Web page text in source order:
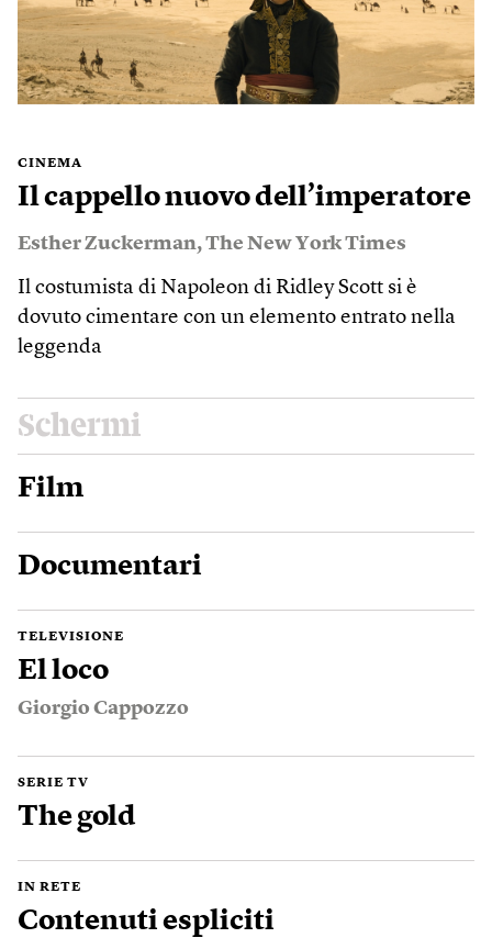
CINEMA
Il cappello nuovo dell’imperatore
Esther Zuckerman,The New York Times
Il costumista di Napoleon di Ridley Scott si è
dovuto cimentare con un elemento entrato nella
leggenda
Schermi
Film
Documentari
TELEVISIONE
El loco
Giorgio Cappozzo
SERIE TV
The gold
IN RETE
Contenuti espliciti